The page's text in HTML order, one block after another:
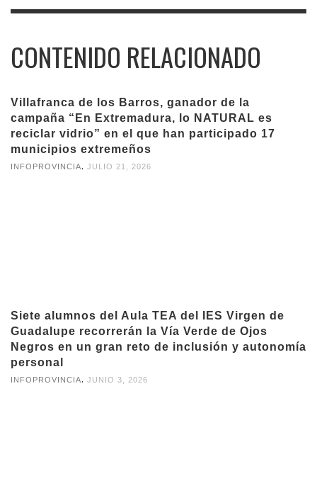
CONTENIDO RELACIONADO
Villafranca de los Barros, ganador de la
campaña “En Extremadura, lo NATURAL es
reciclar vidrio” en el que han participado 17
municipios extremeños
INFOPROVINCIA JULIO 21, 2026
Siete alumnos del Aula TEA del IES Virgen de
Guadalupe recorrerán la Vía Verde de Ojos
Negros en un gran reto de inclusión y autonomía
personal
INFOPROVINCIA JUNIO 3, 2026